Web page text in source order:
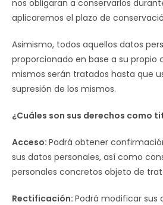
nos obligaran a conservarlos
aplicaremos el plazo de
Asimismo, todos aquellos datos
proporcionado en base a su propio
mismos serán tratados hasta que
supresión de los mismos.
¿Cuáles son sus derechos como
Acceso: Podrá obtener
sus datos personales, así como
personales concretos objeto de
Rectificación: Podrá modificar sus